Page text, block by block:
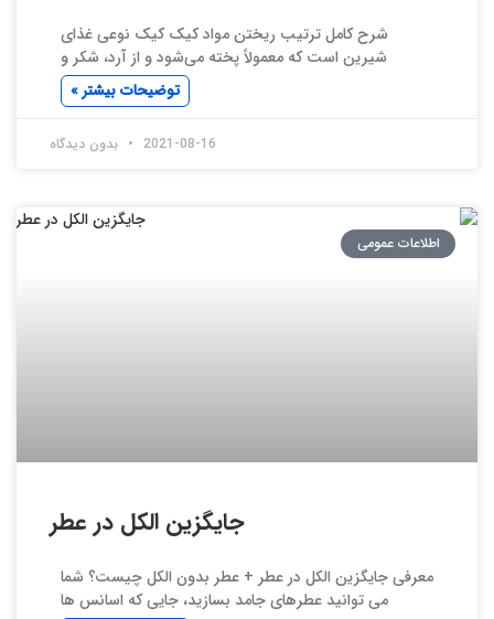
شرح کامل ترتیب ریختن مواد کیک کیک نوعی غذای
شیرین است که معمولاً پخته می‌شود و از آرد، شکر و
توضیحات بیشتر »
2021-08-16 بدون دیدگاه
اطلاعات عمومی
جایگزین الکل در عطر
معرفی جایگزین الکل در عطر + عطر بدون الکل چیست؟ شما
می توانید عطرهای جامد بسازید، جایی که اسانس ها